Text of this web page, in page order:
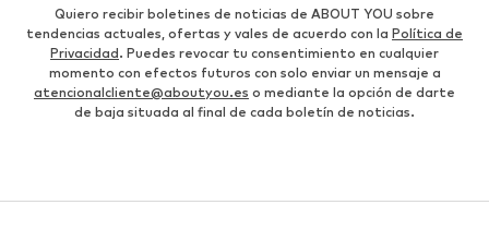
Quiero recibir boletines de noticias de ABOUT YOU sobre
tendencias actuales, ofertas y vales de acuerdo con la Política de
Privacidad. Puedes revocar tu consentimiento en cualquier
momento con efectos futuros con solo enviar un mensaje a
atencionalcliente@aboutyou.es o mediante la opción de darte
de baja situada al final de cada boletín de noticias.